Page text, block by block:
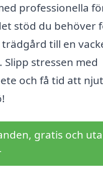
professionella
stöd du behöver
till en
stressen med
och få tid att
gratis och